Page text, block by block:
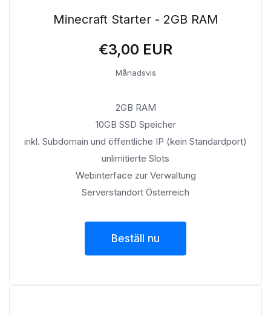
Minecraft Starter - 2GB RAM
€3,00 EUR
Månadsvis
2GB RAM
10GB SSD Speicher
inkl. Subdomain und öffentliche IP (kein Standardport)
unlimitierte Slots
Webinterface zur Verwaltung
Serverstandort Österreich
Beställ nu